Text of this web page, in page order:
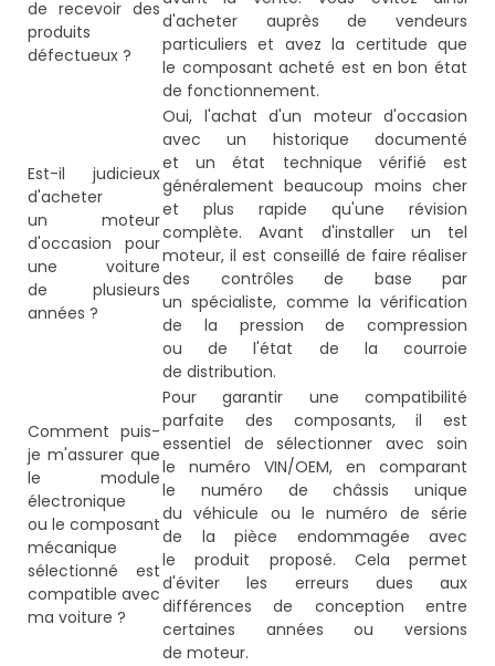
de recevoir des
produits
défectueux ?
d'acheter auprès de vendeurs
particuliers et avez la certitude que
le composant acheté est en bon état
de fonctionnement.
Est-il judicieux
d'acheter
un moteur
d'occasion pour
une voiture
de plusieurs
années ?
Oui, l'achat d'un moteur d'occasion
avec un historique documenté
et un état technique vérifié est
généralement beaucoup moins cher
et plus rapide qu'une révision
complète. Avant d'installer un tel
moteur, il est conseillé de faire réaliser
des contrôles de base par
un spécialiste, comme la vérification
de la pression de compression
ou de l'état de la courroie
de distribution.
Comment puis-
je m'assurer que
le module
électronique
ou le composant
mécanique
sélectionné est
compatible avec
ma voiture ?
Pour garantir une compatibilité
parfaite des composants, il est
essentiel de sélectionner avec soin
le numéro VIN/OEM, en comparant
le numéro de châssis unique
du véhicule ou le numéro de série
de la pièce endommagée avec
le produit proposé. Cela permet
d'éviter les erreurs dues aux
différences de conception entre
certaines années ou versions
de moteur.